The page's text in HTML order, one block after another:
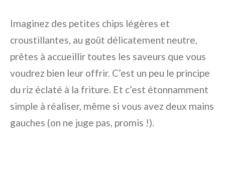
Imaginez des petites chips légères et
croustillantes, au goût délicatement neutre,
prêtes à accueillir toutes les saveurs que vous
voudrez bien leur offrir. C’est un peu le principe
du riz éclaté à la friture. Et c’est étonnamment
simple à réaliser, même si vous avez deux mains
gauches (on ne juge pas, promis !).